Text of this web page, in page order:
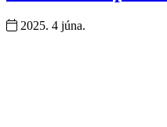
2025. 4 júna.